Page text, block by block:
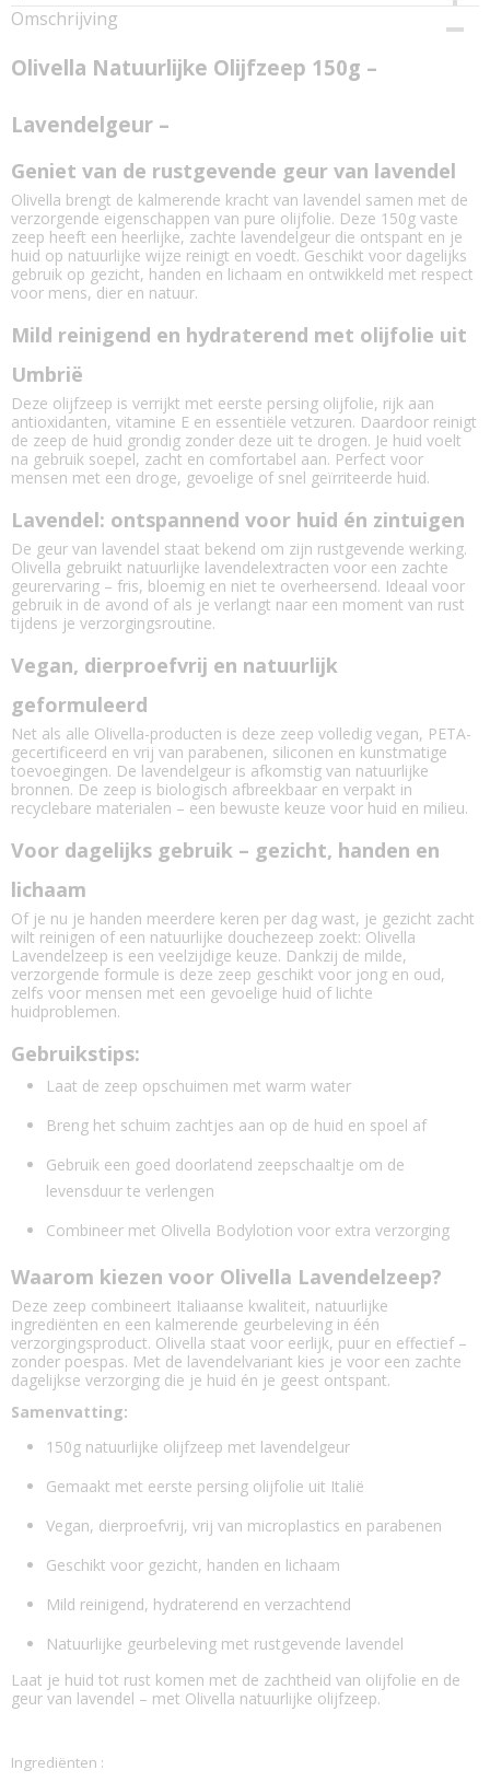
Productcode
EAN code
Omschrijving
Olivella Natuurlijke Olijfzeep 150g –
Lavendelgeur –
Geniet van de rustgevende geur van lavendel
Olivella brengt de kalmerende kracht van lavendel samen met de
verzorgende eigenschappen van pure olijfolie. Deze 150g vaste
zeep heeft een heerlijke, zachte lavendelgeur die ontspant en je
huid op natuurlijke wijze reinigt en voedt. Geschikt voor dagelijks
gebruik op gezicht, handen en lichaam en ontwikkeld met respect
voor mens, dier en natuur.
Mild reinigend en hydraterend met olijfolie uit
Umbrië
Deze olijfzeep is verrijkt met eerste persing olijfolie, rijk aan
antioxidanten, vitamine E en essentiële vetzuren. Daardoor reinigt
de zeep de huid grondig zonder deze uit te drogen. Je huid voelt
na gebruik soepel, zacht en comfortabel aan. Perfect voor
mensen met een droge, gevoelige of snel geïrriteerde huid.
Lavendel: ontspannend voor huid én zintuigen
De geur van lavendel staat bekend om zijn rustgevende werking.
Olivella gebruikt natuurlijke lavendelextracten voor een zachte
geurervaring – fris, bloemig en niet te overheersend. Ideaal voor
gebruik in de avond of als je verlangt naar een moment van rust
tijdens je verzorgingsroutine.
Vegan, dierproefvrij en natuurlijk
geformuleerd
Net als alle Olivella-producten is deze zeep volledig vegan, PETA-
gecertificeerd en vrij van parabenen, siliconen en kunstmatige
toevoegingen. De lavendelgeur is afkomstig van natuurlijke
bronnen. De zeep is biologisch afbreekbaar en verpakt in
recyclebare materialen – een bewuste keuze voor huid en milieu.
Voor dagelijks gebruik – gezicht, handen en
lichaam
Of je nu je handen meerdere keren per dag wast, je gezicht zacht
wilt reinigen of een natuurlijke douchezeep zoekt: Olivella
Lavendelzeep is een veelzijdige keuze. Dankzij de milde,
verzorgende formule is deze zeep geschikt voor jong en oud,
zelfs voor mensen met een gevoelige huid of lichte
huidproblemen.
Gebruikstips:
Laat de zeep opschuimen met warm water
Breng het schuim zachtjes aan op de huid en spoel af
Gebruik een goed doorlatend zeepschaaltje om de
levensduur te verlengen
Combineer met Olivella Bodylotion voor extra verzorging
Waarom kiezen voor Olivella Lavendelzeep?
Deze zeep combineert Italiaanse kwaliteit, natuurlijke
ingrediënten en een kalmerende geurbeleving in één
verzorgingsproduct. Olivella staat voor eerlijk, puur en effectief –
zonder poespas. Met de lavendelvariant kies je voor een zachte
dagelijkse verzorging die je huid én je geest ontspant.
Samenvatting:
150g natuurlijke olijfzeep met lavendelgeur
Gemaakt met eerste persing olijfolie uit Italië
Vegan, dierproefvrij, vrij van microplastics en parabenen
Geschikt voor gezicht, handen en lichaam
Mild reinigend, hydraterend en verzachtend
Natuurlijke geurbeleving met rustgevende lavendel
Laat je huid tot rust komen met de zachtheid van olijfolie en de
geur van lavendel – met Olivella natuurlijke olijfzeep.
Ingrediënten :